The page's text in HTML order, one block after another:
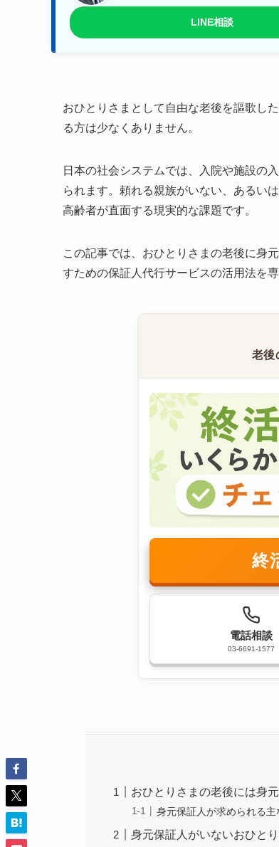
LINE相談
おひとりさまとして自由な老後を謳歌し
る方は少なくありません。
日本の社会システムでは、入院や施設の
られます。頼れる親族がいない、あるい
高齢者が直面する現実的な課題です。
この記事では、おひとりさまの老後に身
すための保証人代行サービスの活用法を
老後
終
電話相談
03-6691-1577
おひとりさまの老後には身
身元保証人が求められる
身元保証人がいないおひと